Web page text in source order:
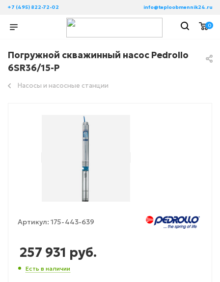
+7 (495) 822-72-02 info@teploobmennik24.ru
0
Погружной скважинный насос Pedrollo
6SR36/15-P
Насосы и насосные станции
Артикул: 175-443-639
257 931 руб.
Есть в наличии